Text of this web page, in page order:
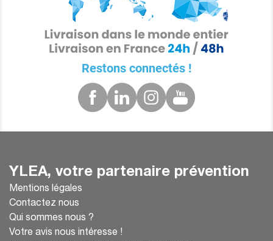
Restons connectés !
YLEA, votre partenaire prévention
Mentions légales
Contactez nous
Qui sommes nous ?
Votre avis nous intéresse !